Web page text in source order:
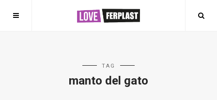
TAG
manto del gato